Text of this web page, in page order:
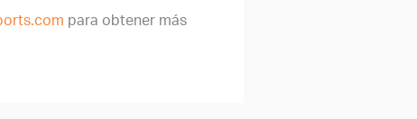
para obtener más